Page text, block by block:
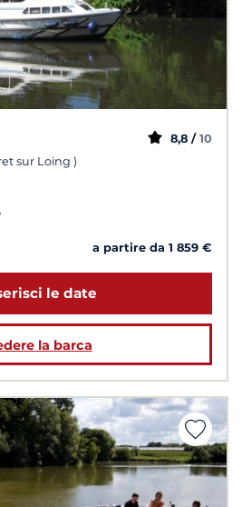
sur Loing )
8,8 / 10
a partire da 1 859 €
le date
la barca